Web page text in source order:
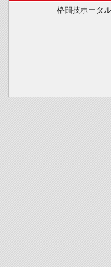
格闘技ポータ